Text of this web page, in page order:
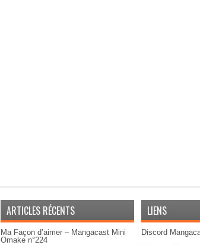
ARTICLES RÉCENTS
Ma Façon d’aimer – Mangacast Mini
Omake n°224
LIENS
Discord